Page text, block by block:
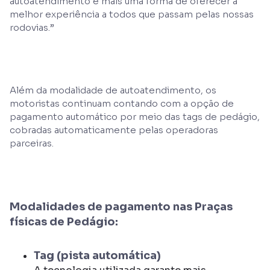
melhor experiência a todos que passam pelas nossas
rodovias.”
Além da modalidade de autoatendimento, os
motoristas continuam contando com a opção de
pagamento automático por meio das tags de pedágio,
cobradas automaticamente pelas operadoras
parceiras.
Modalidades de pagamento nas Praças
físicas de Pedágio:
Tag (pista automática)